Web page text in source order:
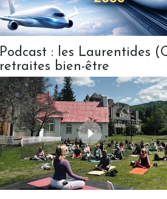
Podcast : les Laurentides
retraites bien-être